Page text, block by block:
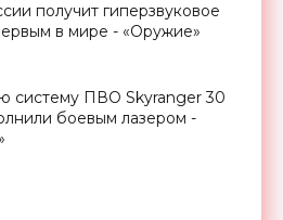
получит гиперзвуковое
в мире - «Оружие»
систему ПВО Skyranger 30
боевым лазером -